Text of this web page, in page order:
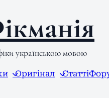
українською мовою
Оригінал Статті